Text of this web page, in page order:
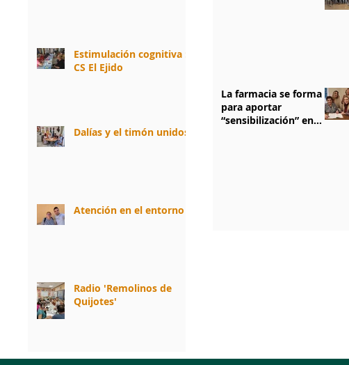
Estimulación cognitiva :
CS El Ejido
Dalías y el timón unidos.
Atención en el entorno
Radio 'Remolinos de
Quijotes'
La farmacia se forma
para aportar
“sensibilización” en